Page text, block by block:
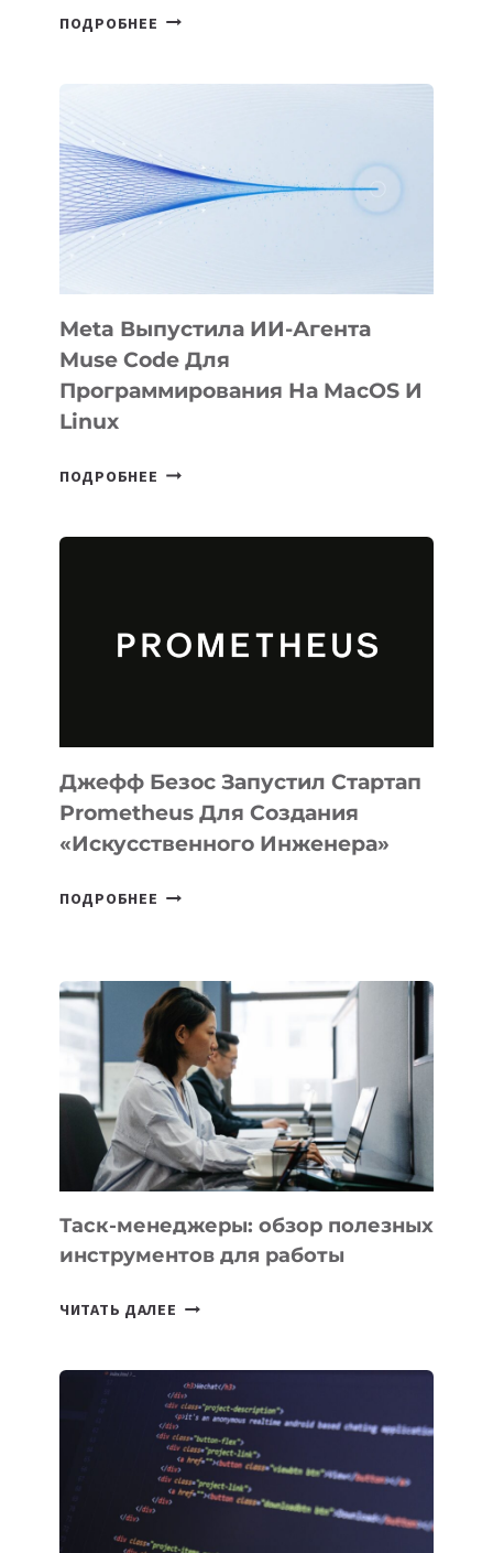
ПОДРОБНЕЕ HIGGSFIELD
НА
SIGGRAPH
Meta Выпустила ИИ-Агента
Muse Code Для
Программирования На MacOS И
Linux
ПОДРОБНЕЕ META
ДЛЯ
ПРОГРАММИРОВАНИЯ
И
LINUX
Джефф Безос Запустил Стартап
Prometheus Для Создания
«искусственного Инженера»
ПОДРОБНЕЕ ДЖЕФФ
PROMETHEUS
ДЛЯ
СОЗДАНИЯ
«ИСКУССТВЕННОГО
ИНЖЕНЕРА»
Таск-менеджеры: обзор полезных
инструментов для работы
ЧИТАТЬ ДАЛЕЕ ТАСК-
ПОЛЕЗНЫХ
ИНСТРУМЕНТОВ
ДЛЯ
РАБОТЫ